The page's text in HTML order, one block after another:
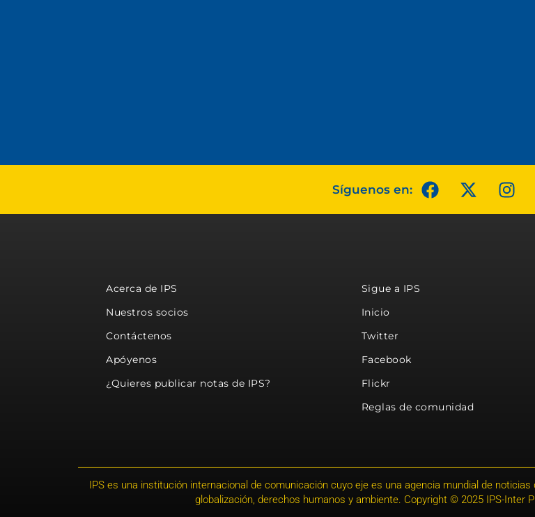
Síguenos en:
Acerca de IPS
Nuestros socios
Contáctenos
Apóyenos
¿Quieres publicar notas de IPS?
Sigue a IPS
Inicio
Twitter
Facebook
Flickr
Reglas de comunidad
IPS es una institución internacional de comunicación cuyo eje es una agencia mundial de
globalización, derechos humanos y ambiente. Copyright © 2025 IPS-Inter